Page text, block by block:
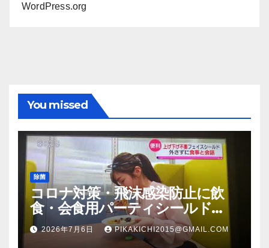
WordPress.org
You missed
除菌
コロナ対策・飛沫感染防止に飲
食・会食用パーティシールド
（マスク会食代替品）ＦＢＣ福井
放送のＴＶ番組での紹介映像
2026年7月6日 PIKAKICHI2015@GMAIL.COM